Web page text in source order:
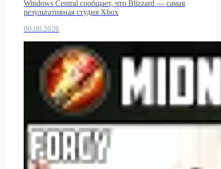
Windows Central сообщает, что Blizzard — самая
результативная студия Xbox
09.08.2026